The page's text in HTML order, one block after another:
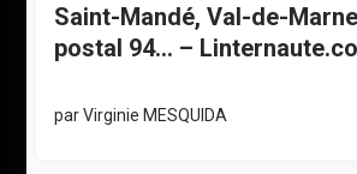
Saint-Mandé, Val-de-
postal 94… –
parVirginie MESQUIDA